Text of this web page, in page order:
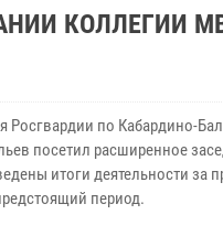
КОЛЛЕГИИ
Росгвардии по Кабардино-
посетил расширенное
итоги деятельности за
период.